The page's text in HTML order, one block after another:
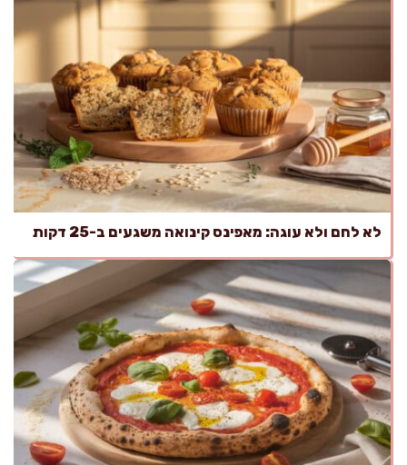
לא לחם ולא עוגה: מאפינס קינואה משגעים ב-25 דקות